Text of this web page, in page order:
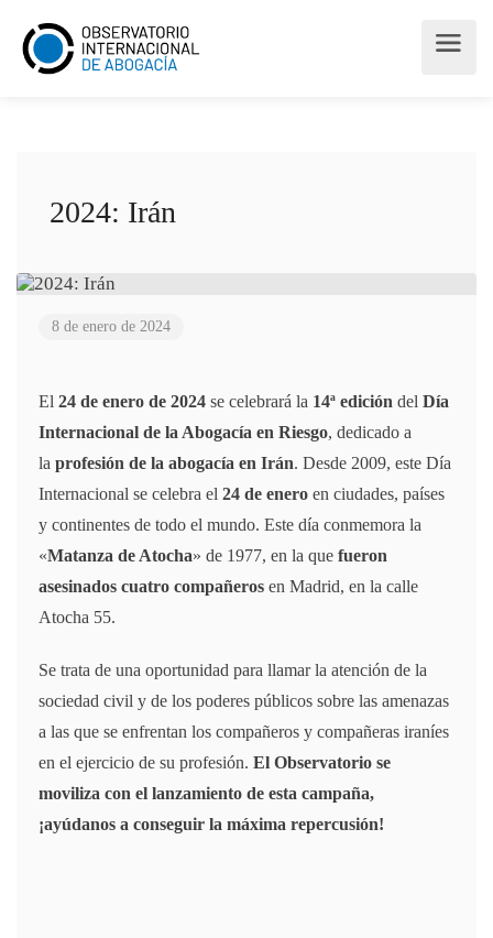
2024: Irán
8 de enero de 2024
El 24 de enero de 2024 se celebrará la 14ª edición del Día
Internacional de la Abogacía en Riesgo, dedicado a
la profesión de la abogacía en Irán. Desde 2009, este Día
Internacional se celebra el 24 de enero en ciudades, países
y continentes de todo el mundo. Este día conmemora la
«Matanza de Atocha» de 1977, en la que fueron
asesinados cuatro compañeros en Madrid, en la calle
Atocha 55.
Se trata de una oportunidad para llamar la atención de la
sociedad civil y de los poderes públicos sobre las amenazas
a las que se enfrentan los compañeros y compañeras iraníes
en el ejercicio de su profesión. El Observatorio se
moviliza con el lanzamiento de esta campaña,
¡ayúdanos a conseguir la máxima repercusión!